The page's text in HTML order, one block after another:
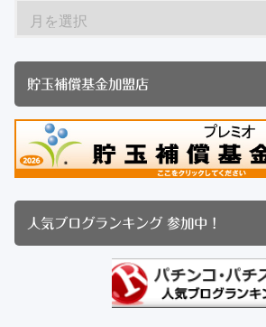
貯玉補償基金加盟店
人気ブログランキング 参加中！